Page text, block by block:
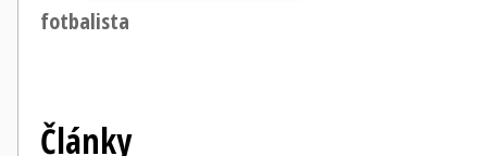
fotbalista
Články